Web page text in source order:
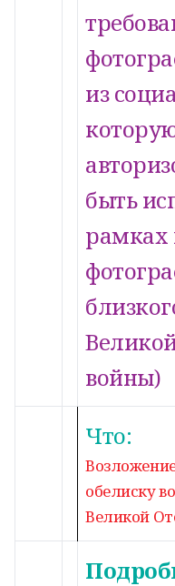
из
быть
рамках
войны)
Что:
обелиску
Великой